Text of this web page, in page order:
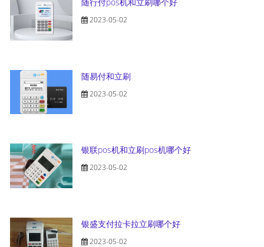
2023-05-02
随易付和立刷
2023-05-02
银联pos机和立刷pos机哪个好
2023-05-02
银盛支付拉卡拉立刷哪个好
2023-05-02